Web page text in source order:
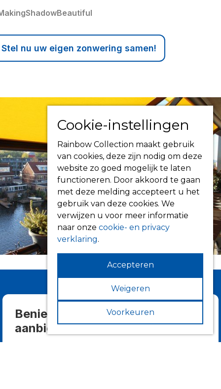
Stel nu uw eigen zonwering samen!
Benieuwd wat we allemaal
aanbieden?
Cookie-instellingen
Rainbow Collection maakt gebruik
van cookies, deze zijn nodig om deze
website zo goed mogelijk te laten
functioneren. Door akkoord te gaan
met deze melding accepteert u het
gebruik van deze cookies. We
verwijzen u voor meer informatie
naar onze cookie- en privacy
verklaring.
Accepteren
Weigeren
Voorkeuren